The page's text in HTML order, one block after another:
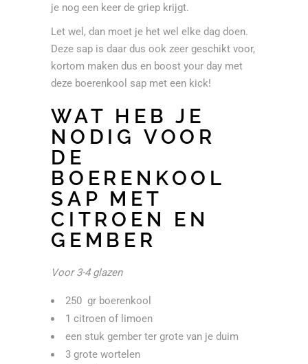
je nog een keer de griep krijgt.
Let wel, dan moet je het wel elke dag doen.
Deze sap is daar dus ook zeer geschikt voor,
kortom maken dus en boost your day met
deze boerenkool sap met een kick!
WAT HEB JE
NODIG VOOR
DE
BOERENKOOL
SAP MET
CITROEN EN
GEMBER
Voor 3-4 glazen
250 gr boerenkool
1 citroen of limoen
een stuk gember ter grote van je duim
3 grote wortelen